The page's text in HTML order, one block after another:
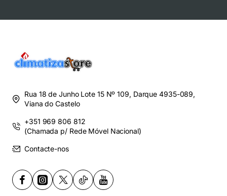
Rua 18 de Junho Lote 15 Nº 109, Darque 4935-089,
Viana do Castelo
+351 969 806 812
(Chamada p/ Rede Móvel Nacional)
Contacte-nos